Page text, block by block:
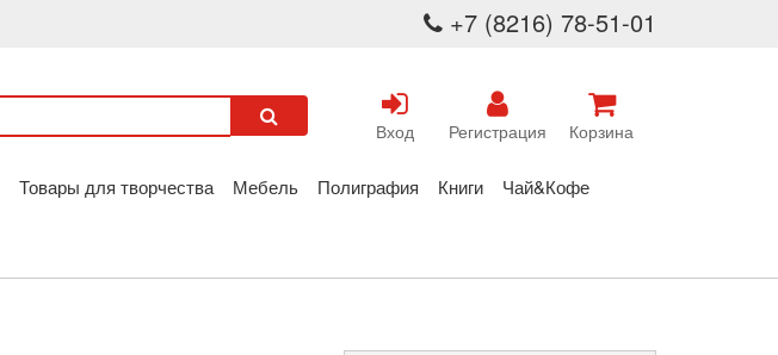
+7 (8216) 78-51-01
Вход Регистрация Корзина
Товары для творчества Мебель Полиграфия Книги Чай&Кофе